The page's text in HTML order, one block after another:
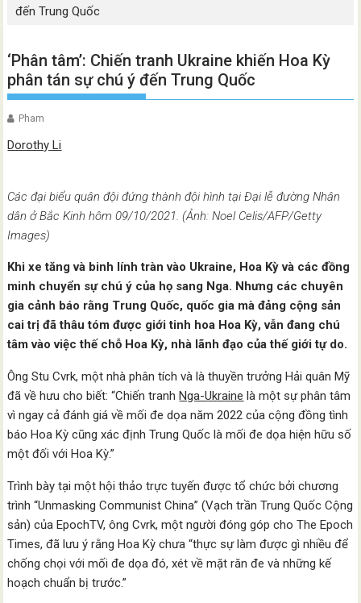
đến Trung Quốc
‘Phân tâm’: Chiến tranh Ukraine khiến Hoa Kỳ
phân tán sự chú ý đến Trung Quốc
Pham
Dorothy Li
Các đại biểu quân đội đứng thành đội hình tại Đại lễ đường Nhân
dân ở Bắc Kinh hôm 09/10/2021. (Ảnh: Noel Celis/AFP/Getty
Images)
Khi xe tăng và binh lính tràn vào Ukraine, Hoa Kỳ và các đồng
minh chuyển sự chú ý của họ sang Nga. Nhưng các chuyên
gia cảnh báo rằng Trung Quốc, quốc gia mà đảng cộng sản
cai trị đã thâu tóm được giới tinh hoa Hoa Kỳ, vẫn đang chú
tâm vào việc thế chỗ Hoa Kỳ, nhà lãnh đạo của thế giới tự do.
Ông Stu Cvrk, một nhà phân tích và là thuyền trưởng Hải quân Mỹ
đã về hưu cho biết: “Chiến tranhNga-Ukraine là một sự phân tâm
vì ngay cả đánh giá về mối đe dọa năm 2022 của cộng đồng tình
báo Hoa Kỳ cũng xác định Trung Quốc là mối đe dọa hiện hữu số
một đối với Hoa Kỳ.”
Trình bày tại một hội thảo trực tuyến được tổ chức bởi chương
trình “Unmasking Communist China” (Vạch trần Trung Quốc Cộng
sản) của EpochTV, ông Cvrk, một người đóng góp cho The Epoch
Times, đã lưu ý rằng Hoa Kỳ chưa “thực sự làm được gì nhiều để
chống chọi với mối đe dọa đó, xét về mặt răn đe và những kế
hoạch chuẩn bị trước.”